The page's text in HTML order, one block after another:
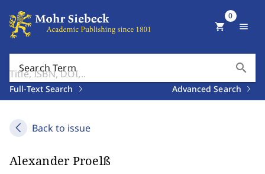
Search Term search
Full-Text Search Advanced Search
shopping_cart
0
menu
Back to issue
Alexander Proelß